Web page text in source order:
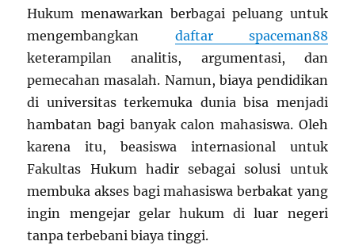
Hukum menawarkan berbagai peluang untuk
mengembangkan daftar spaceman88
keterampilan analitis, argumentasi, dan
pemecahan masalah. Namun, biaya pendidikan
di universitas terkemuka dunia bisa menjadi
hambatan bagi banyak calon mahasiswa. Oleh
karena itu, beasiswa internasional untuk
Fakultas Hukum hadir sebagai solusi untuk
membuka akses bagi mahasiswa berbakat yang
ingin mengejar gelar hukum di luar negeri
tanpa terbebani biaya tinggi.